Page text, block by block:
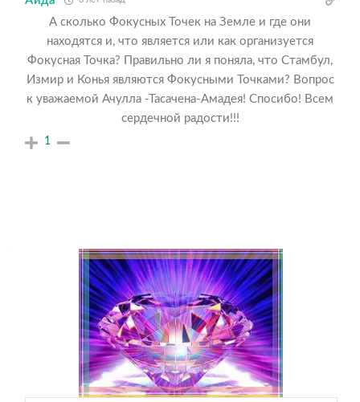
А сколько Фокусных Точек на Земле и где они
находятся и, что является или как организуется
Фокусная Точка? Правильно ли я поняла, что Стамбул,
Измир и Конья являются Фокусными Точками? Вопрос
к уважаемой Ачулла -Тасачена-Амадея! Спосибо! Всем
сердечной радости!!!
1